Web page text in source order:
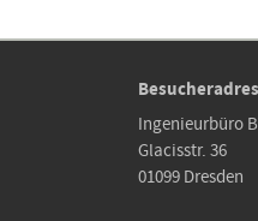
Ingenieurbüro
Glacisstr. 36
01099 Dresden